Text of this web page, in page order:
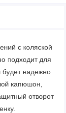
с коляской
подходит для
надежно
капюшон,
отворот